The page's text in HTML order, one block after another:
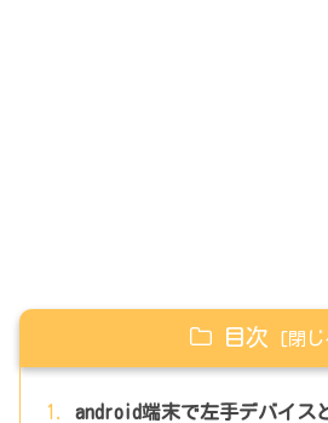
目次
android端末で左手デバイス